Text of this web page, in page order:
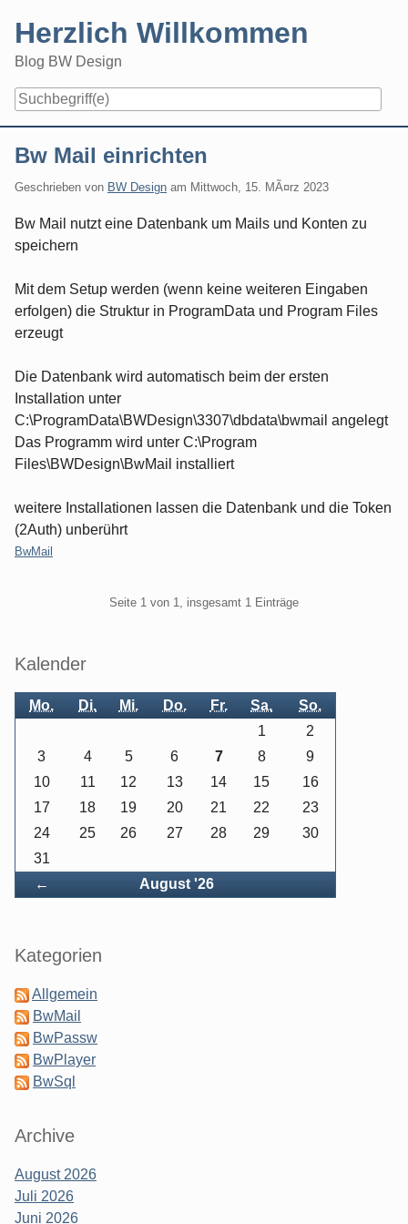
content
Herzlich Willkommen
Blog BW Design
Bw Mail einrichten
Geschrieben von BW Design am Mittwoch, 15. MÃ¤rz 2023
Bw Mail nutzt eine Datenbank um Mails und Konten zu
speichern
Mit dem Setup werden (wenn keine weiteren Eingaben
erfolgen) die Struktur in ProgramData und Program Files
erzeugt
Die Datenbank wird automatisch beim der ersten
Installation unter
C:\ProgramData\BWDesign\3307\dbdata\bwmail angelegt
Das Programm wird unter C:\Program
Files\BWDesign\BwMail installiert
weitere Installationen lassen die Datenbank und die Token
(2Auth) unberührt
Kategorien:
BwMail
Seite 1 von 1, insgesamt 1 Einträge
Seitenleiste
Kalender
Mo. Di. Mi. Do. Fr. Sa. So.
← August '26
1
2
3
4 5 6 7 8
9
10
11 12 13 14 15
16
17
18 19 20 21 22
23
24
25 26 27 28 29
30
31
Seitenleiste
Kategorien
Allgemein
BwMail
BwPassw
BwPlayer
BwSql
Archive
August 2026
Juli 2026
Juni 2026